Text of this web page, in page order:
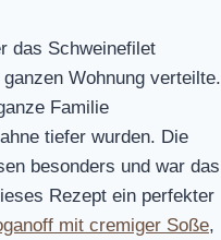
das Schweinefilet
Wohnung verteilte.
Familie
tiefer wurden. Die
besonders und war das
Rezept ein perfekter
mit cremiger Soße,